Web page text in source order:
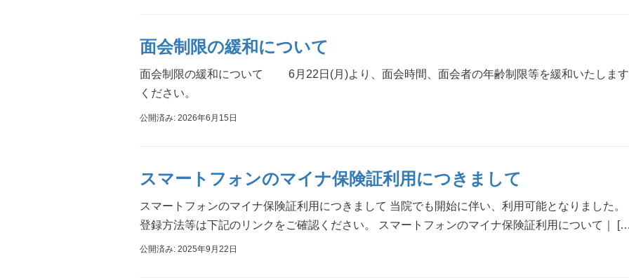
面会制限の緩和について
面会制限の緩和について 6月22日(月)より、面会時間、面会者の年齢制限等を緩和いたしま
ください。
公開済み: 2026年6月15日
スマートフォンのマイナ保険証利用につきまして
スマートフォンのマイナ保険証利用につきまして 当院でも開始に伴い、利用可能となりました
登録方法等は下記のリンクをご確認ください。 スマートフォンのマイナ保険証利用について｜
公開済み: 2025年9月22日